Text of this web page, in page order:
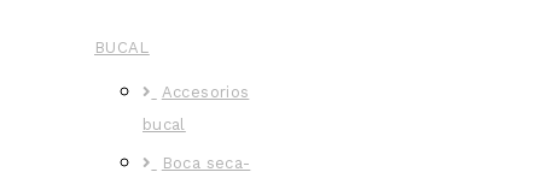
BUCAL
Accesorios
bucal
Boca seca-